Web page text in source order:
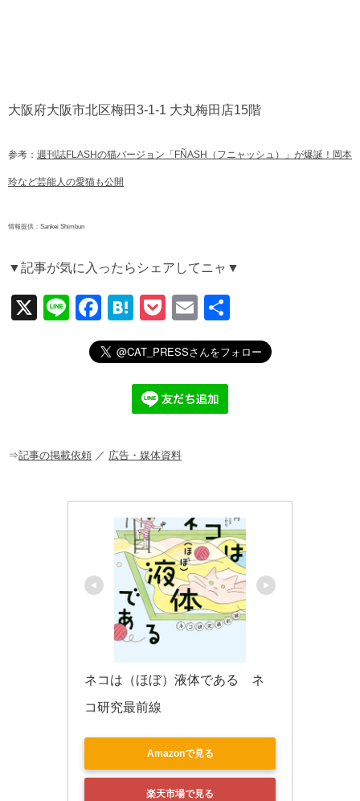
大阪府大阪市北区梅田3-1-1 大丸梅田店15階
参考： 週刊誌FLASHの猫バージョン「FÑASH（フニャッシュ）」が爆誕！岡本
玲など芸能人の愛猫も公開
情報提供：Sankei Shimbun
▼記事が気に入ったらシェアしてニャ▼
X
Li
F
a
c
o
H
at
e
n
a
P
o
ck
et
E
m
ail
有
⇒記事の掲載依頼 ／ 広告・媒体資料
ネコは（ほぼ）液体である　ネ
コ研究最前線
Amazonで見る
楽天市場で見る